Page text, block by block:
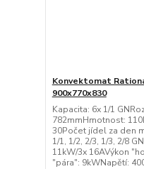
Konvektomat
900x770x830
Kapacita: 6x 1/1
782mmHmotnost:
30Počet jídel za den
1/1, 1/2, 2/3, 1/3, 2/8
11kW/3x 16AVýkon
"pára": 9kWNapětí: